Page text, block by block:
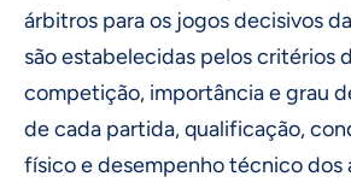
árbitros para os jogos decisivos da
são estabelecidas pelos critérios
competição, importância e grau
de cada partida, qualificação,
físico e desempenho técnico dos